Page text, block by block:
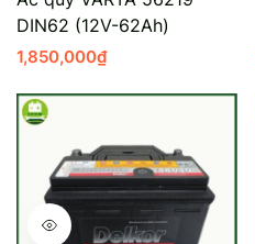
DIN62 (12V-62Ah)
1,850,000₫